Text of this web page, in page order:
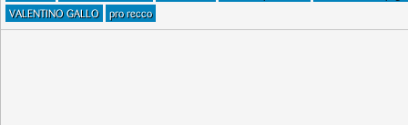
VALENTINO GALLO
pro recco